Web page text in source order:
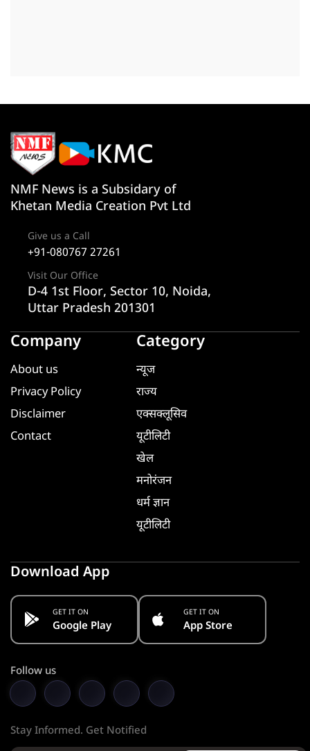
NMF News is a Subsidary of
Khetan Media Creation Pvt Ltd
Give us a Call
+91-080767 27261
Visit Our Office
D-4 1st Floor, Sector 10, Noida,
Uttar Pradesh 201301
Company
About us
Privacy Policy
Disclaimer
Contact
Category
न्यूज
राज्य
एक्सक्लूसिव
यूटीलिटी
खेल
मनोरंजन
धर्म ज्ञान
यूटीलिटी
Download App
GET IT ON
Google Play
GET IT ON
App Store
Follow us
Stay Informed. Get Notified